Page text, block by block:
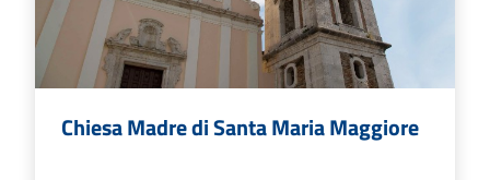
Chiesa Madre di Santa Maria Maggiore